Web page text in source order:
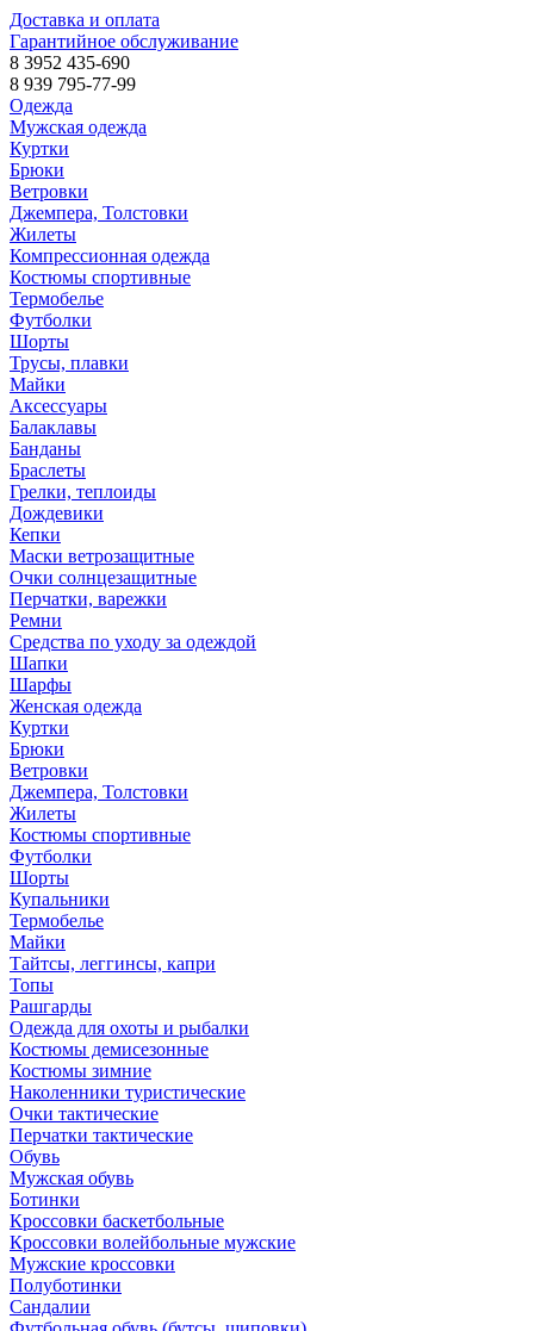
Доставка и оплата
Гарантийное обслуживание
8 3952 435-690
8 939 795-77-99
Одежда
Мужская одежда
Куртки
Брюки
Ветровки
Джемпера, Толстовки
Жилеты
Компрессионная одежда
Костюмы спортивные
Термобелье
Футболки
Шорты
Трусы, плавки
Майки
Аксессуары
Балаклавы
Банданы
Браслеты
Грелки, теплоиды
Дождевики
Кепки
Маски ветрозащитные
Очки солнцезащитные
Перчатки, варежки
Ремни
Средства по уходу за одеждой
Шапки
Шарфы
Женская одежда
Куртки
Брюки
Ветровки
Джемпера, Толстовки
Жилеты
Костюмы спортивные
Футболки
Шорты
Купальники
Термобелье
Майки
Тайтсы, леггинсы, капри
Топы
Рашгарды
Одежда для охоты и рыбалки
Костюмы демисезонные
Костюмы зимние
Наколенники туристические
Очки тактические
Перчатки тактические
Обувь
Мужская обувь
Ботинки
Кроссовки баскетбольные
Кроссовки волейбольные мужские
Мужские кроссовки
Полуботинки
Сандалии